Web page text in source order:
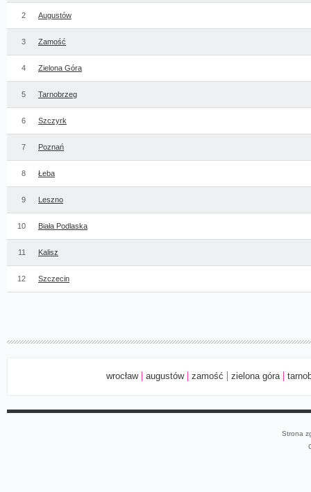
2 Augustów
3 Zamość
4 Zielona Góra
5 Tarnobrzeg
6 Szczyrk
7 Poznań
8 Łeba
9 Leszno
10 Biała Podlaska
11 Kalisz
12 Szczecin
wrocław augustów zamość zielona góra
Strona